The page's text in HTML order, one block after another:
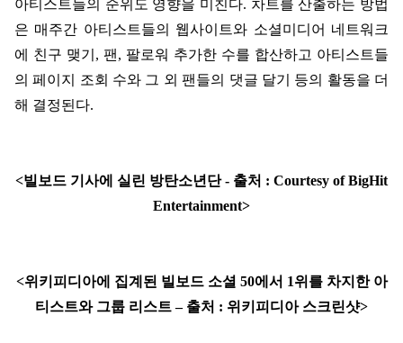
아티스트들의 순위도 영향을 미친다. 차트를 산출하는 방법
은 매주간 아티스트들의 웹사이트와 소셜미디어 네트워크
에 친구 맺기 , 팬 , 팔로워 추가한 수를 합산하고 아티스트들
의 페이지 조회 수와 그 외 팬들의 댓글 달기 등의 활동을 더
해 결정된다.
<빌보드 기사에 실린 방탄소년단- 출처 : Courtesy of BigHit
Entertainment>
<위키피디아에 집계된 빌보드 소셜 50에서 1위를 차지한 아
티스트와 그룹 리스트– 출처 : 위키피디아 스크린샷>